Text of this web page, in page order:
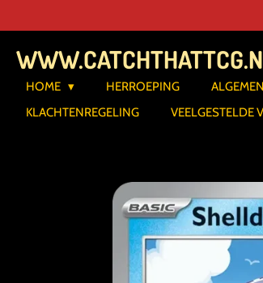
direct
naar
de
hoofdinhoud
HOME HERROEPING
KLACHTENREGELING
VEELGESTELDE